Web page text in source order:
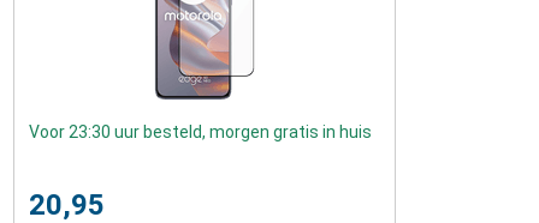
Voor 23:30 uur besteld, morgen gratis in huis
20,95